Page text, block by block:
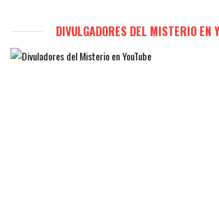
DIVULGADORES DEL MISTERIO EN